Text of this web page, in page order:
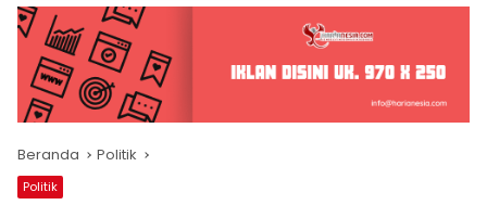
Beranda Politik
Politik